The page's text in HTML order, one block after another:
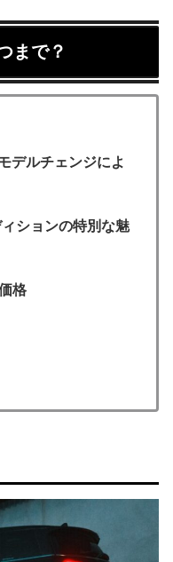
まで？
デルチェンジによ
ションの特別な魅
格